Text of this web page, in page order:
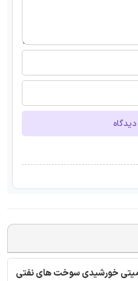
خورشیدی سوخت های نفتی